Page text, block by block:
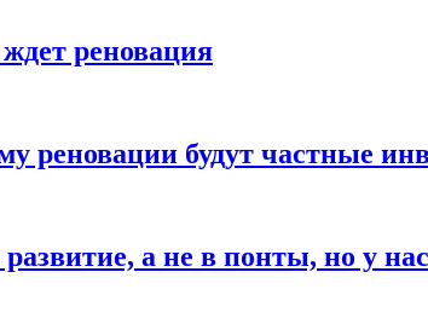
реновация
реновации будут частные
развитие, а не в понты, но у